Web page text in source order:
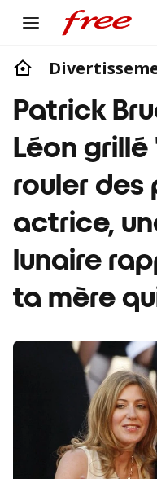
Patrick
Léon
rouler des
actrice,
lunaire
ta mère